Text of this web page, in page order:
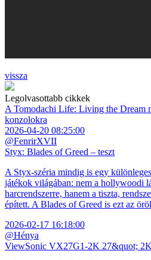
vissza
Legolvasottabb cikkek
A Tomodachi Life: Living the Dream
konzolokra
2026-04-20 08:25:00
@FenrirXVII
Styx: Blades of Greed – teszt
A Styx-széria mindig is egy
játékok világában: nem a hollywoodi
harcrendszerre, hanem a tiszta,
épített. A Blades of Greed is ezt az
2026-02-17 16:18:00
@Hénya
ViewSonic VX27G1-2K 27&quot;